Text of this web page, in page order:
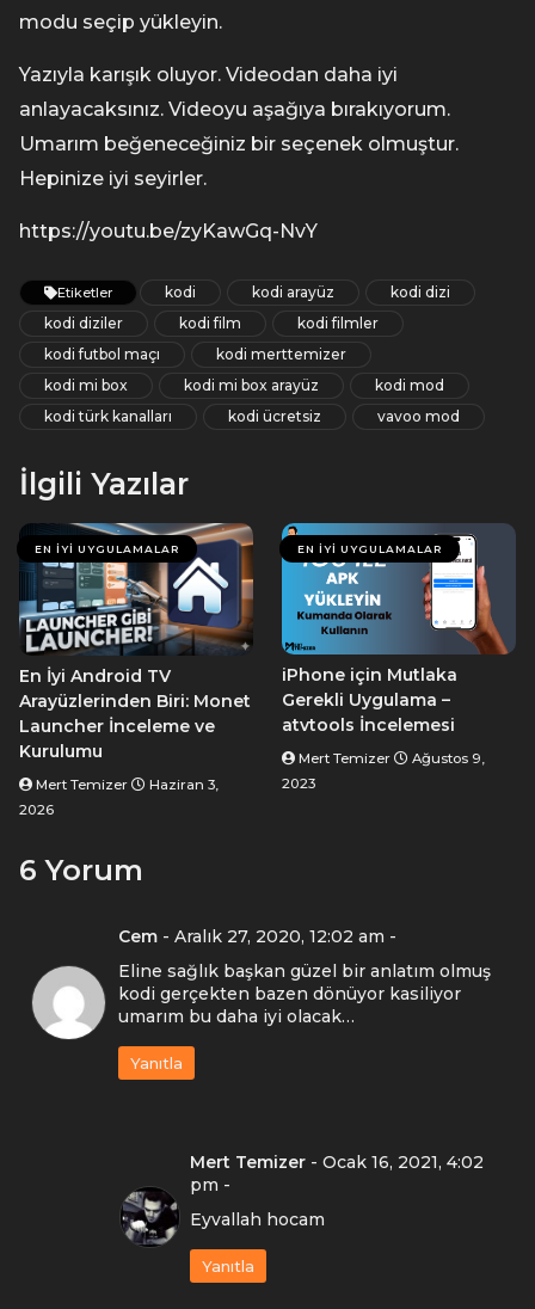
modu seçip yükleyin.
Yazıyla karışık oluyor. Videodan daha iyi
anlayacaksınız. Videoyu aşağıya bırakıyorum.
Umarım beğeneceğiniz bir seçenek olmuştur.
Hepinize iyi seyirler.
https://youtu.be/zyKawGq-NvY
Etiketler kodi kodi arayüz
kodi dizi
kodi diziler
kodi film
kodi filmler
kodi futbol maçı
kodi merttemizer
kodi mi box
kodi mi box arayüz
kodi mod
kodi türk kanalları
kodi ücretsiz vavoo mod
İlgili Yazılar
EN İYI UYGULAMALAR
En İyi Android TV
Arayüzlerinden Biri: Monet
Launcher İnceleme ve
Kurulumu
Mert Temizer
Haziran 3,
2026
EN İYI UYGULAMALAR
iPhone için Mutlaka
Gerekli Uygulama –
atvtools İncelemesi
Mert Temizer
Ağustos 9,
2023
6 Yorum
Cem -Aralık 27, 2020, 12:02 am -
Eline sağlık başkan güzel bir anlatım olmuş
kodi gerçekten bazen dönüyor kasiliyor
umarım bu daha iyi olacak…
Yanıtla
Mert Temizer -Ocak 16, 2021, 4:02
pm -
Eyvallah hocam
Yanıtla